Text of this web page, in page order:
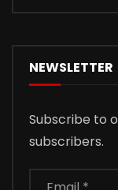
NEWSLETTER
Subscribe to
subscribers.